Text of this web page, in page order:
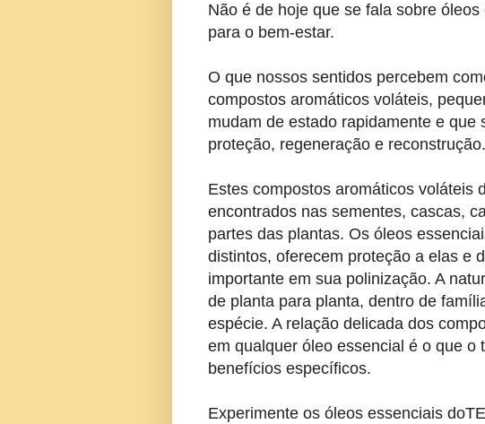
Não é de hoje que se fala sobre
para o bem-estar.
O que nossos sentidos percebem
compostos aromáticos voláteis,
mudam de estado rapidamente e
proteção, regeneração e reconstrução.
Estes compostos aromáticos voláteis
encontrados nas sementes, cascas,
partes das plantas. Os óleos
distintos, oferecem proteção a elas e
importante em sua polinização. A
de planta para planta, dentro de
espécie. A relação delicada dos
em qualquer óleo essencial é o que o
benefícios específicos.
Experimente os óleos essenciais